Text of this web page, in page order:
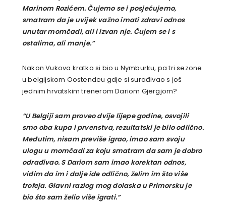
Marinom Rozićem. Čujemo se i posjećujemo,
smatram da je uvijek važno imati zdravi odnos
unutar momčadi, ali i izvan nje. Čujem se i s
ostalima, ali manje.”
Nakon Vukova kratko si bio u Nymburku, pa tri sezone
u belgijskom Oostendeu gdje si surađivao s još
jednim hrvatskim trenerom Dariom Gjergjom?
“U Belgiji sam proveo dvije lijepe godine, osvojili
smo oba kupa i prvenstva, rezultatski je bilo odlično.
Međutim, nisam previše igrao, imao sam svoju
ulogu u momčadi za koju smatram da sam je dobro
odrađivao. S Dariom sam imao korektan odnos,
vidim da im i dalje ide odlično, želim im što više
trofeja. Glavni razlog mog dolaska u Primorsku je
bio što sam želio više igrati.”